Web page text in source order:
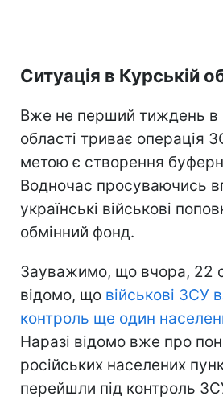
Ситуація в Курській
Вже не перший тиждень в
області триває операція
метою є створення
Водночас просуваючись
українські військові
обмінний фонд.
Зауважимо, що вчора, 22
відомо, що військові ЗСУ
контроль ще один
Наразі відомо вже про
російських населених
перейшли під контроль